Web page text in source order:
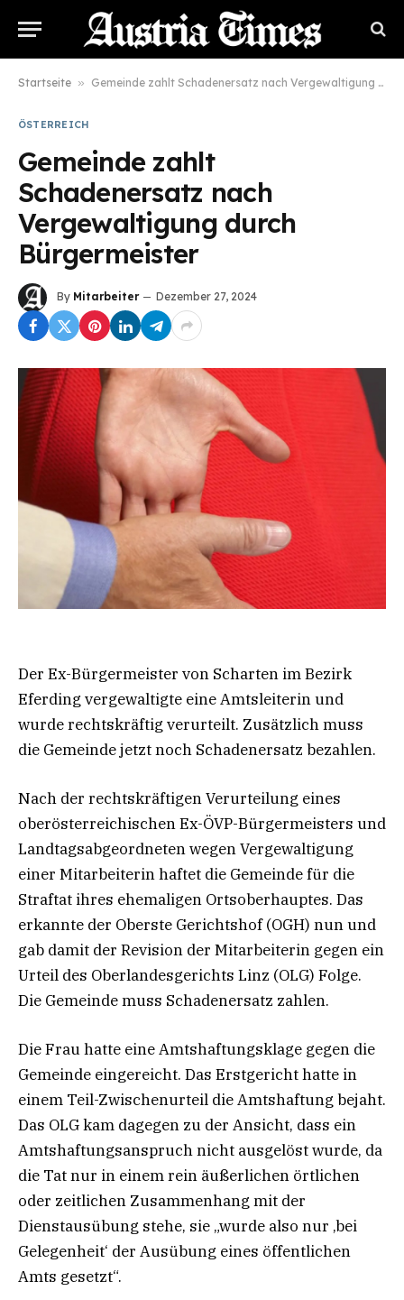
Startseite » Gemeinde zahlt Schadenersatz nach Vergewaltigung durch Bürgermeister
ÖSTERREICH
Gemeinde zahlt
Schadenersatz nach
Vergewaltigung durch
Bürgermeister
By Mitarbeiter Dezember 27, 2024
Der Ex-Bürgermeister von Scharten im Bezirk
Eferding vergewaltigte eine Amtsleiterin und
wurde rechtskräftig verurteilt. Zusätzlich muss
die Gemeinde jetzt noch Schadenersatz bezahlen.
Nach der rechtskräftigen Verurteilung eines
oberösterreichischen Ex-ÖVP-Bürgermeisters und
Landtagsabgeordneten wegen Vergewaltigung
einer Mitarbeiterin haftet die Gemeinde für die
Straftat ihres ehemaligen Ortsoberhauptes. Das
erkannte der Oberste Gerichtshof (OGH) nun und
gab damit der Revision der Mitarbeiterin gegen ein
Urteil des Oberlandesgerichts Linz (OLG) Folge.
Die Gemeinde muss Schadenersatz zahlen.
Die Frau hatte eine Amtshaftungsklage gegen die
Gemeinde eingereicht. Das Erstgericht hatte in
einem Teil-Zwischenurteil die Amtshaftung bejaht.
Das OLG kam dagegen zu der Ansicht, dass ein
Amtshaftungsanspruch nicht ausgelöst wurde, da
die Tat nur in einem rein äußerlichen örtlichen
oder zeitlichen Zusammenhang mit der
Dienstausübung stehe, sie „wurde also nur ‚bei
Gelegenheit‘ der Ausübung eines öffentlichen
Amts gesetzt“.